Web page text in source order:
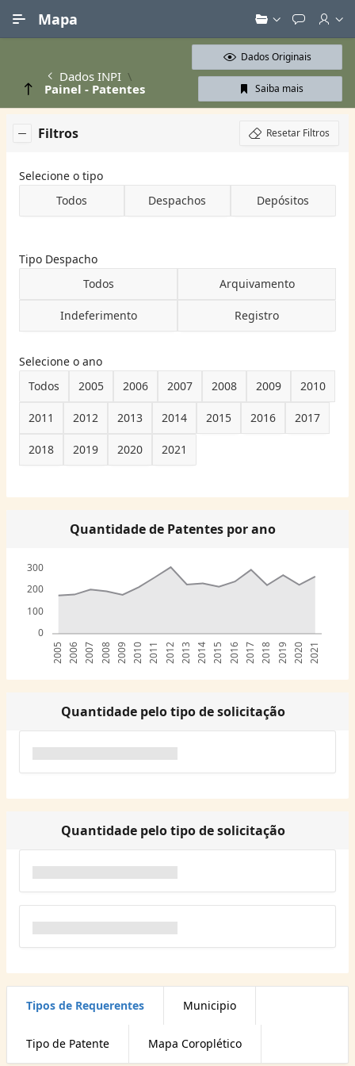
Mapa
Dados INPI
Painel - Patentes
Dados Originais
Saiba mais
Filtros Resetar Filtros
Selecione o tipo
Todos
Despachos Depósitos
Tipo Despacho
Todos
Arquivamento
Indeferimento Registro
Selecione o ano
Todos
2005 2006 2007 2008 2009 2010
2011 2012 2013 2014 2015 2016 2017
2018 2019 2020 2021
Quantidade de Patentes por ano
0
100
200
300
2005 2006 2007 2008 2009 2010 2011 2012 2013 2014 2015 2016 2017 2018 2019 2020 2021
Quantidade pelo tipo de solicitação
Quantidade pelo tipo de solicitação
Tipos de Requerentes Municipio
Tipo de Patente Mapa Coroplético